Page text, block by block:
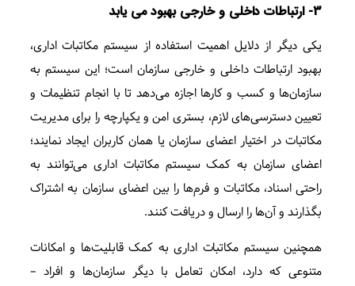
3- ارتباطات داخلی و خارجی بهبود می یابد
یکی دیگر از دلایل اهمیت استفاده از سیستم مکاتبات اداری،
بهبود ارتباطات داخلی و خارجی سازمان است؛ این سیستم به
سازمان‌ها و کسب و کارها اجازه می‌دهد تا با انجام تنظیمات و
تعیین دسترسی‌های لازم، بستری امن و یکپارچه را برای مدیریت
مکاتبات در اختیار اعضای سازمان یا همان کاربران ایجاد نمایند؛
اعضای سازمان به کمک سیستم مکاتبات اداری می‌توانند به
راحتی اسناد، مکاتبات و فرم‌ها را بین اعضای سازمان به اشتراک
بگذارند و آن‌ها را ارسال و دریافت کنند.
همچنین سیستم مکاتبات اداری به کمک قابلیت‌ها و امکانات
متنوعی که دارد، امکان تعامل با دیگر سازمان‌ها و افراد –